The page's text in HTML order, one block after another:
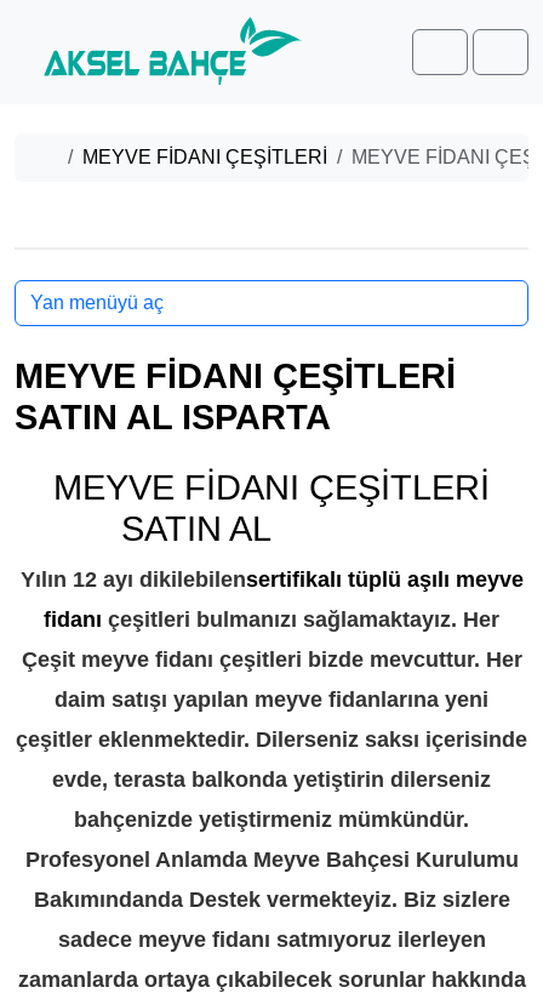
Cart
Home
MEYVE FİDANI ÇEŞİTLERİ MEYVE FİDANI
MEYVE FİDANI ÇEŞİTLERİ
SATIN AL ISPARTA
MEYVE FİDANI ÇEŞİTLERİ
SATIN AL
Yılın 12 ayı dikilebilensertifikalı tüplü aşılı meyve
fidanı çeşitleri bulmanızı sağlamaktayız. Her
Çeşit meyve fidanı çeşitleri bizde mevcuttur. Her
daim satışı yapılan meyve fidanlarına yeni
çeşitler eklenmektedir. Dilerseniz saksı içerisinde
evde, terasta balkonda yetiştirin dilerseniz
bahçenizde yetiştirmeniz mümkündür.
Profesyonel Anlamda Meyve Bahçesi Kurulumu
Bakımındanda Destek vermekteyiz. Biz sizlere
sadece meyve fidanı satmıyoruz ilerleyen
zamanlarda ortaya çıkabilecek sorunlar hakkında
Yan menüyü aç